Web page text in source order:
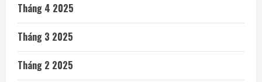
Tháng 4 2025
Tháng 3 2025
Tháng 2 2025